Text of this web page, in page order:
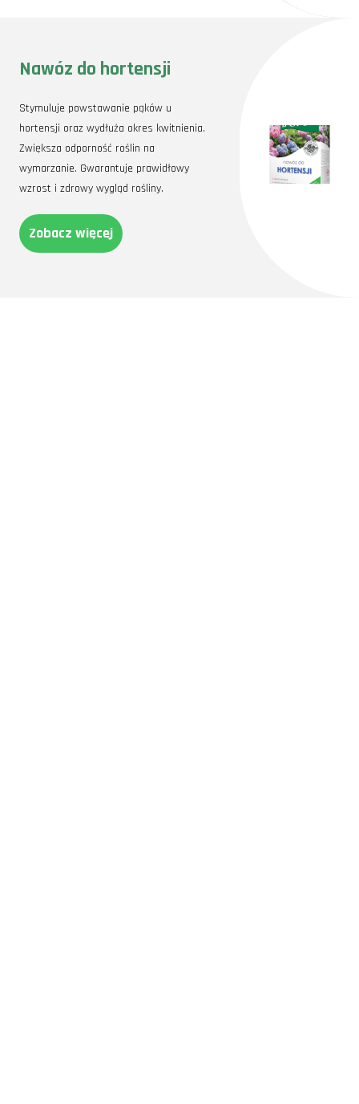
Nawóz do hortensji
Stymuluje powstawanie pąków u
hortensji oraz wydłuża okres kwitnienia.
Zwiększa odporność roślin na
wymarzanie. Gwarantuje prawidłowy
wzrost i zdrowy wygląd rośliny.
Zobacz więcej